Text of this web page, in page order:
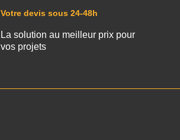
Votre devis sous 24-48h
La solution au meilleur prix pour
vos projets